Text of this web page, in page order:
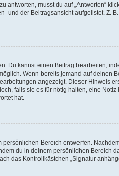
antworten, musst du auf „Antworten“
der Beitragsansicht aufgelistet. Z. B.
kannst einen Beitrag bearbeiten,
Wenn bereits jemand auf deinen
angezeigt. Dieser Hinweis
falls sie es für nötig halten, eine
hat.
Bereich entwerfen.
du in deinem persönlichen Bereich
das Kontrollkästchen „Signatur